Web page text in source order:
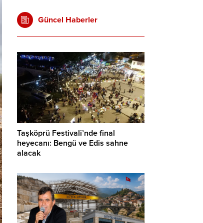
Güncel Haberler
Taşköprü Festivali’nde final
heyecanı: Bengü ve Edis sahne
alacak